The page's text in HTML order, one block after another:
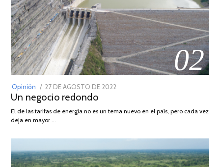
02
Opinión
POSTED
ON
27 DE AGOSTO DE 2022
Un negocio redondo
El de las tarifas de energía no es un tema nuevo en el país, pero cada vez
deja en mayor …